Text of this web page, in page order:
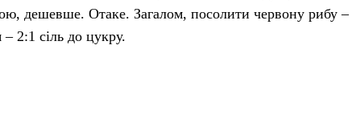
дешевше. Отаке. Загалом, посолити червону рибу –
2:1 сіль до цукру.